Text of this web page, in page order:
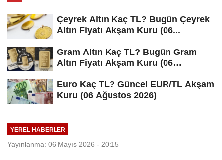
Çeyrek Altın Kaç TL? Bugün Çeyrek
Altın Fiyatı Akşam Kuru (06...
Gram Altın Kaç TL? Bugün Gram
Altın Fiyatı Akşam Kuru (06
Euro Kaç TL? Güncel EUR/TL Akşam
Kuru (06 Ağustos 2026)
YEREL HABERLER
Yayınlanma: 06 Mayıs 2026 - 20:15